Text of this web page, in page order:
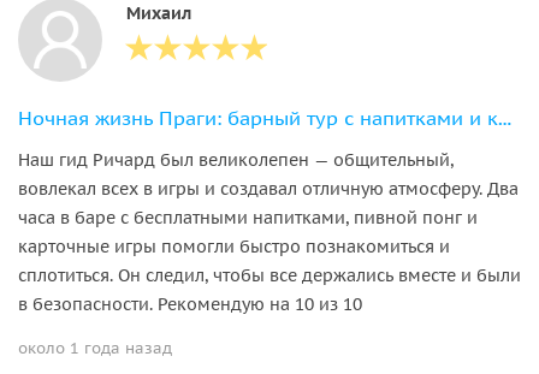
Михаил
Ночная жизнь Праги: барный тур с напитками и клубом (на английском)
Наш гид Ричард был великолепен — общительный,
вовлекал всех в игры и создавал отличную атмосферу. Два
часа в баре с бесплатными напитками, пивной понг и
карточные игры помогли быстро познакомиться и
сплотиться. Он следил, чтобы все держались вместе и были
в безопасности. Рекомендую на 10 из 10
около 1 года назад